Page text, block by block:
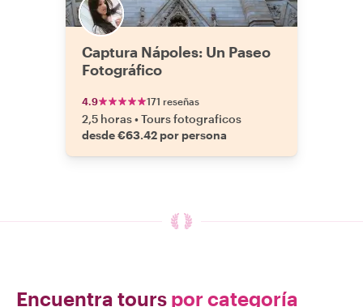
Captura Nápoles: Un Paseo
Fotográfico
4.9 171 reseñas
2,5 horas•Tours fotograficos
desde €63.42 por persona
Encuentra tours por categoría